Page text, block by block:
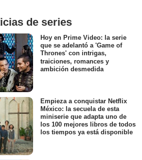
de series
Hoy en Prime Video: la serie
que se adelantó a 'Game of
Thrones' con intrigas,
traiciones, romances y
ambición desmedida
Empieza a conquistar Netflix
México: la secuela de esta
miniserie que adapta uno de
los 100 mejores libros de todos
los tiempos ya está disponible